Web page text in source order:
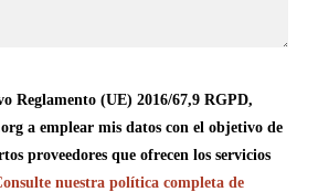
Reglamento (UE) 2016/67,9 RGPD,
a emplear mis datos con el objetivo de
proveedores que ofrecen los servicios
nuestra política completa de